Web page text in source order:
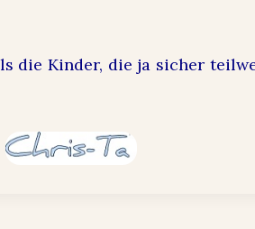
die Kinder, die ja sicher